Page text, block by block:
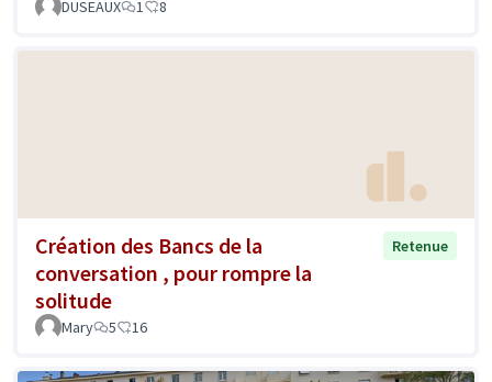
DUSEAUX
1 8
Création des Bancs de la
conversation , pour rompre la
solitude
Retenue
Mary 5 16